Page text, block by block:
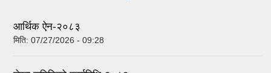
आर्थिक ऐन-२०८३
मिति: 07/27/2026 - 09:28